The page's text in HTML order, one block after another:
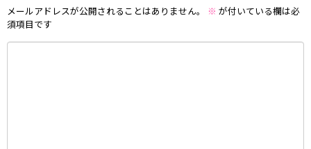
メールアドレスが公開されることはありません。 ※ が付いている欄は必
須項目です